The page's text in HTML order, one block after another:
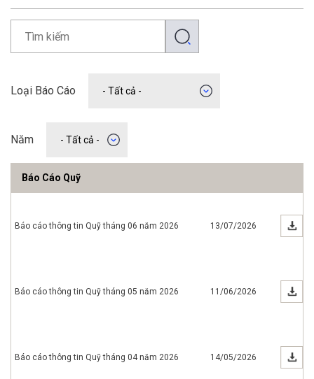
Loại Báo Cáo
Năm
Báo Cáo Quỹ
Báo cáo thông tin Quỹ tháng 06 năm 2026 13/07/2026
Báo cáo thông tin Quỹ tháng 05 năm 2026 11/06/2026
Báo cáo thông tin Quỹ tháng 04 năm 2026 14/05/2026